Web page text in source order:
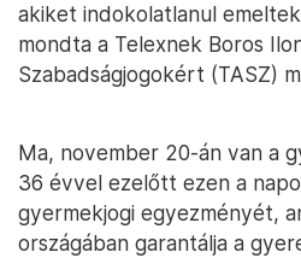
akiket indokolatlanul
mondta a Telexnek Boros
Szabadságjogokért (TASZ)
Ma, november 20-án van a
36 évvel ezelőtt ezen a
gyermekjogi egyezményét,
országában garantálja a